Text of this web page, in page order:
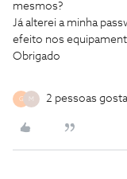
mesmos?
Já alterei a minha
efeito nos
Obrigado
G M 2 pessoas